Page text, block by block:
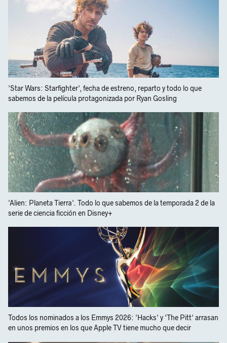
'Star Wars: Starfighter', fecha de estreno, reparto y todo lo que
sabemos de la película protagonizada por Ryan Gosling
'Alien: Planeta Tierra'. Todo lo que sabemos de la temporada 2 de la
serie de ciencia ficción en Disney+
Todos los nominados a los Emmys 2026: 'Hacks' y 'The Pitt' arrasan
en unos premios en los que Apple TV tiene mucho que decir